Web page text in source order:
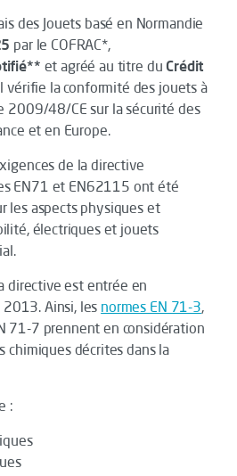
des Jouets basé en Normandie
par le COFRAC*,
et agréé au titre du Crédit
vérifie la conformité des jouets à
2009/48/CE sur la sécurité des
et en Europe.
de la directive
EN71 et EN62115 ont été
les aspects physiques et
électriques et jouets
directive est entrée en
Ainsi, les normes EN 71-3,
71-7 prennent en considération
chimiques décrites dans la
: